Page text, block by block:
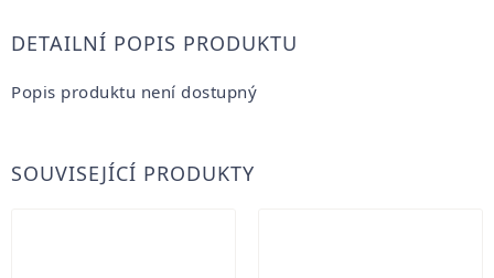
DETAILNÍ POPIS PRODUKTU
Popis produktu není dostupný
SOUVISEJÍCÍ PRODUKTY